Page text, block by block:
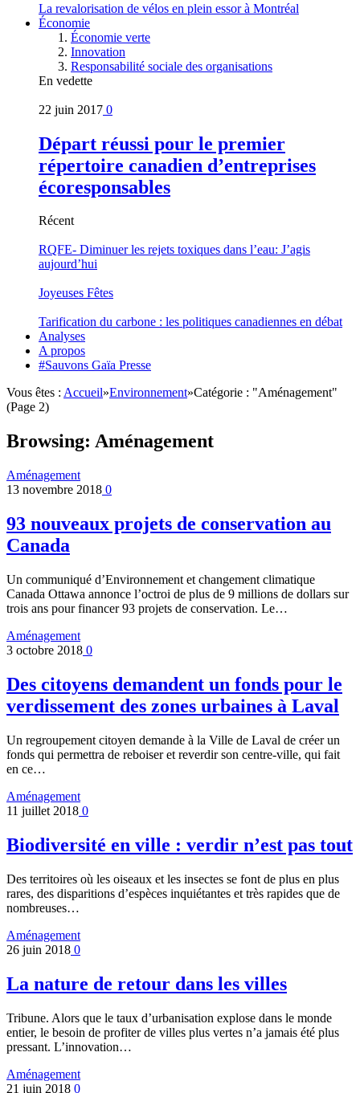
La revalorisation de vélos en plein essor à Montréal
Économie
Économie verte
Innovation
Responsabilité sociale des organisations
En vedette
22 juin 2017 0
Départ réussi pour le premier
répertoire canadien d’entreprises
écoresponsables
Récent
RQFE- Diminuer les rejets toxiques dans l’eau: J’agis
aujourd’hui
Joyeuses Fêtes
Tarification du carbone : les politiques canadiennes en débat
Analyses
A propos
#Sauvons Gaïa Presse
Vous êtes : Accueil»Environnement»Catégorie : "Aménagement"
(Page 2)
Browsing: Aménagement
Aménagement
13 novembre 2018 0
93 nouveaux projets de conservation au
Canada
Un communiqué d’Environnement et changement climatique
Canada Ottawa annonce l’octroi de plus de 9 millions de dollars sur
trois ans pour financer 93 projets de conservation. Le…
Aménagement
3 octobre 2018 0
Des citoyens demandent un fonds pour le
verdissement des zones urbaines à Laval
Un regroupement citoyen demande à la Ville de Laval de créer un
fonds qui permettra de reboiser et reverdir son centre-ville, qui fait
en ce…
Aménagement
11 juillet 2018 0
Biodiversité en ville : verdir n’est pas tout
Des territoires où les oiseaux et les insectes se font de plus en plus
rares, des disparitions d’espèces inquiétantes et très rapides que de
nombreuses…
Aménagement
26 juin 2018 0
La nature de retour dans les villes
Tribune. Alors que le taux d’urbanisation explose dans le monde
entier, le besoin de profiter de villes plus vertes n’a jamais été plus
pressant. L’innovation…
Aménagement
21 juin 2018 0